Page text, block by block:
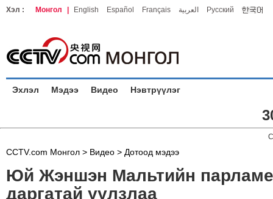
Хэл : Монгол English Español Français العربية Русский
Эхлэл Мэдээ Видео Нэвтрүүлэг
CCTV.com Монгол > Видео > Дотоод мэдээ
Юй Жэншэн Мальтийн
даргатай уулзлаа